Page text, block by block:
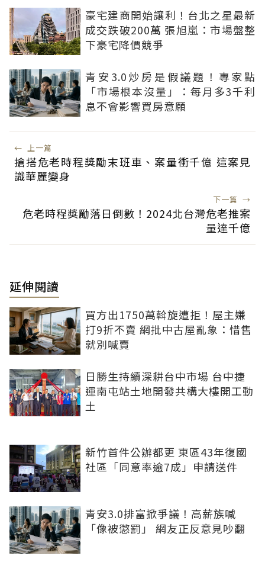
豪宅建商開始讓利！台北之星最新
成交跌破200萬 張旭嵐：市場盤整
下豪宅降價競爭
青安3.0炒房是假議題！專家點
「市場根本沒量」：每月多3千利
息不會影響買房意願
← 上一篇
搶搭危老時程獎勵末班車、案量衝千億 這案見
識華麗變身
下一篇 →
危老時程獎勵落日倒數！2024北台灣危老推案
量達千億
延伸閱讀
買方出1750萬斡旋遭拒！屋主嫌
打9折不賣 網批中古屋亂象：惜售
就別喊賣
日勝生持續深耕台中市場 台中捷
運南屯站土地開發共構大樓開工動
土
新竹首件公辦都更 東區43年復國
社區「同意率逾7成」申請送件
青安3.0排富掀爭議！高薪族喊
「像被懲罰」 網友正反意見吵翻